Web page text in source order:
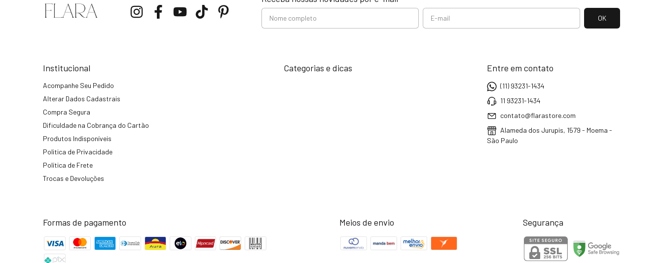
Institucional
Acompanhe Seu Pedido
Alterar Dados Cadastrais
Compra Segura
Dificuldade na Cobrança do Cartão
Produtos Indisponíveis
Politica de Privacidade
Política de Frete
Trocas e Devoluções
Categorias e dicas Entre em contato
(11) 93231-1434
11 93231-1434
contato@flarastore.com
Alameda dos Jurupis, 1579 - Moema -
São Paulo
Formas de pagamento Meios de envio Segurança